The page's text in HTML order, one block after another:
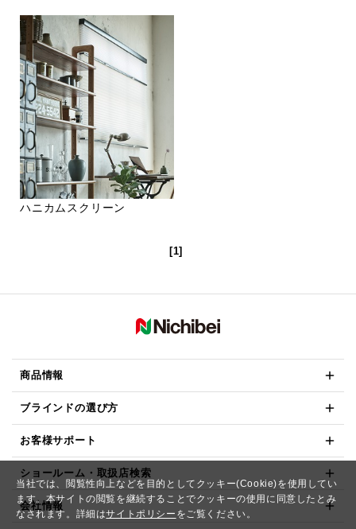
当社では、閲覧性向上などを目的としてクッキー(Cookie)を使用してい
ます。本サイトの閲覧を継続することでクッキーの使用に同意したとみ
なされます。詳細はサイトポリシー をご覧ください。
ハニカムスクリーン
[1]
商品情報
ブラインドの選び方
お客様サポート
ショールーム・取扱店検索
会社情報